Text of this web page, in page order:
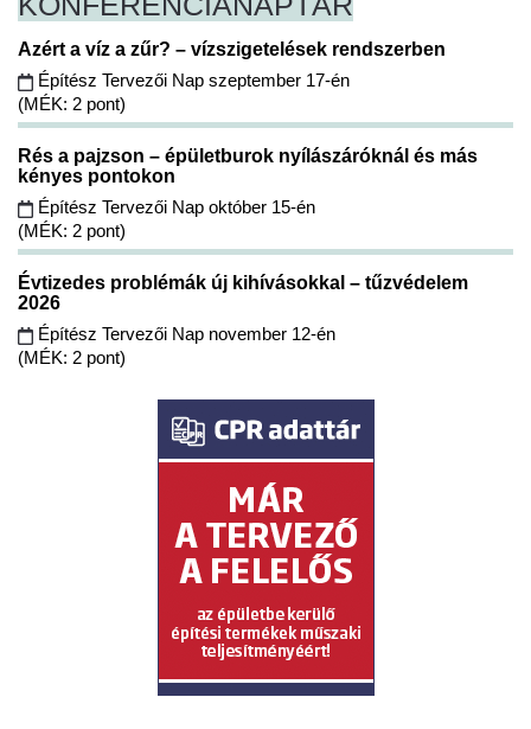
Azért a víz a zűr? – vízszigetelések rendszerben
Építész Tervezői Nap szeptember 17-én
(MÉK: 2 pont)
Rés a pajzson – épületburok nyílászáróknál és más
kényes pontokon
Építész Tervezői Nap október 15-én
(MÉK: 2 pont)
Évtizedes problémák új kihívásokkal – tűzvédelem
2026
Építész Tervezői Nap november 12-én
(MÉK: 2 pont)